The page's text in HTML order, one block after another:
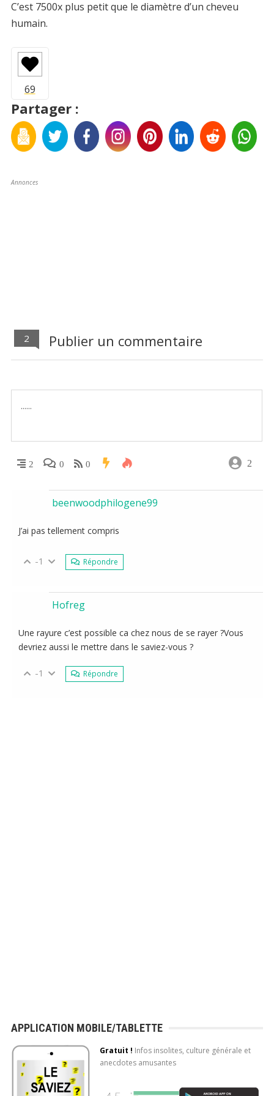
C’est 7500x plus petit que le diamètre d’un cheveu
humain.
Partager :
Annonces
2 Publier un commentaire
2 0 0 2
beenwoodphilogene99
J’ai pas tellement compris
-1 Répondre
Hofreg
Une rayure c’est possible ca chez nous de se rayer ?Vous
devriez aussi le mettre dans le saviez-vous ?
-1 Répondre
APPLICATION MOBILE/TABLETTE
Gratuit ! Infos insolites, culture générale et
anecdotes amusantes